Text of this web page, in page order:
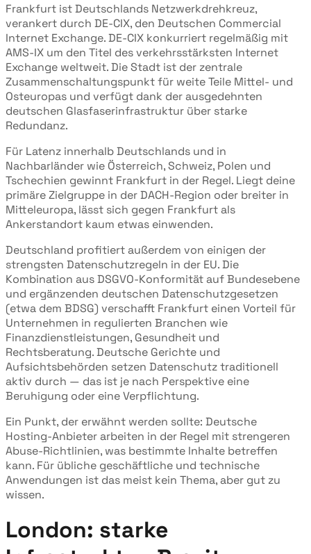
Frankfurt ist Deutschlands Netzwerkdrehkreuz,
verankert durch DE-CIX, den Deutschen Commercial
Internet Exchange. DE-CIX konkurriert regelmäßig mit
AMS-IX um den Titel des verkehrsstärksten Internet
Exchange weltweit. Die Stadt ist der zentrale
Zusammenschaltungspunkt für weite Teile Mittel- und
Osteuropas und verfügt dank der ausgedehnten
deutschen Glasfaserinfrastruktur über starke
Redundanz.
Für Latenz innerhalb Deutschlands und in
Nachbarländer wie Österreich, Schweiz, Polen und
Tschechien gewinnt Frankfurt in der Regel. Liegt deine
primäre Zielgruppe in der DACH-Region oder breiter in
Mitteleuropa, lässt sich gegen Frankfurt als
Ankerstandort kaum etwas einwenden.
Deutschland profitiert außerdem von einigen der
strengsten Datenschutzregeln in der EU. Die
Kombination aus DSGVO-Konformität auf Bundesebene
und ergänzenden deutschen Datenschutzgesetzen
(etwa dem BDSG) verschafft Frankfurt einen Vorteil für
Unternehmen in regulierten Branchen wie
Finanzdienstleistungen, Gesundheit und
Rechtsberatung. Deutsche Gerichte und
Aufsichtsbehörden setzen Datenschutz traditionell
aktiv durch — das ist je nach Perspektive eine
Beruhigung oder eine Verpflichtung.
Ein Punkt, der erwähnt werden sollte: Deutsche
Hosting-Anbieter arbeiten in der Regel mit strengeren
Abuse-Richtlinien, was bestimmte Inhalte betreffen
kann. Für übliche geschäftliche und technische
Anwendungen ist das meist kein Thema, aber gut zu
wissen.
London: starke